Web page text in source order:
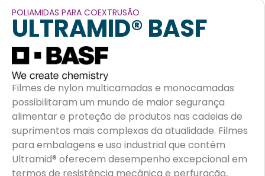
POLIAMIDAS PARA COEXTRUSÃO
ULTRAMID® BASF
Filmes de nylon multicamadas e monocamadas
possibilitaram um mundo de maior segurança
alimentar e proteção de produtos nas cadeias de
suprimentos mais complexas da atualidade. Filmes
para embalagens e uso industrial que contêm
Ultramid® oferecem desempenho excepcional em
termos de resistência mecânica e perfuração,